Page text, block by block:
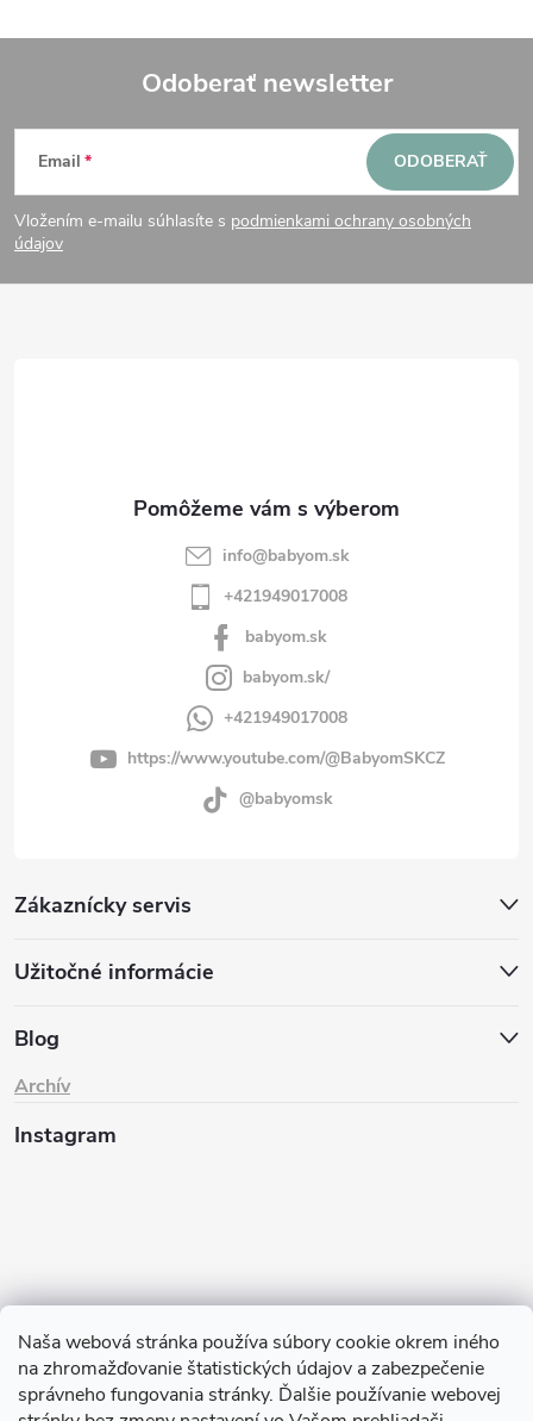
Naša webová stránka používa súbory cookie okrem iného
na zhromažďovanie štatistických údajov a zabezpečenie
správneho fungovania stránky. Ďalšie používanie webovej
Z
á
p
Odoberať newsletter
Email
Vložením e-mailu súhlasíte s podmienkami ochrany osobných
údajov
ODOBERAŤ
Zákaznícky servis
Užitočné informácie
Blog
Archív
info@babyom.sk
+421949017008
babyom.sk
babyom.sk/
+421949017008
https://www.youtube.com/@BabyomSKCZ
@babyomsk
Instagram
Sledovať na Instagrame